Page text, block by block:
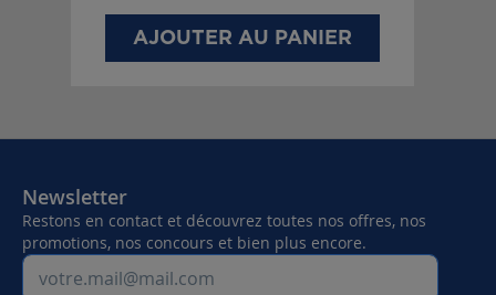
AJOUTER AU PANIER
Newsletter
Restons en contact et découvrez toutes nos offres, nos
promotions, nos concours et bien plus encore.